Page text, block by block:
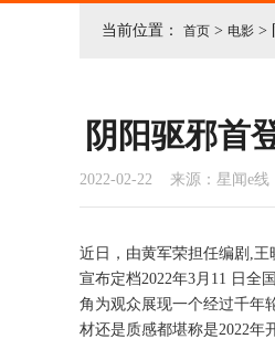
当前位置： 首页 > 电影 >
阴阳驱邪首
2022-02-22 来源：星闻e线
近日，由黄军荣担任编剧,王
宣布定档2022年3月11 日全
角为观众展现一个经过千年
材还是质感都堪称是2022年